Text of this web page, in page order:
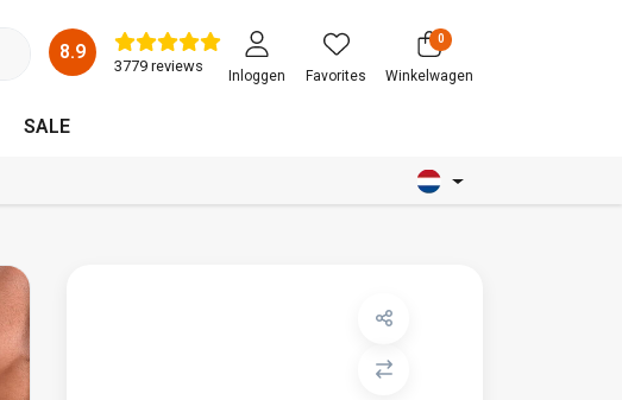
8.9
3779 reviews
Inloggen Favorites
0
Winkelwagen
SALE